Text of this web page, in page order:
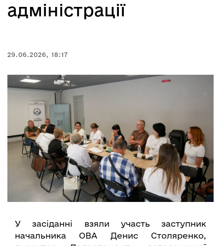
адміністрації
29.06.2026, 18:17
У засіданні взяли участь заступник
начальника ОВА Денис Столяренко,